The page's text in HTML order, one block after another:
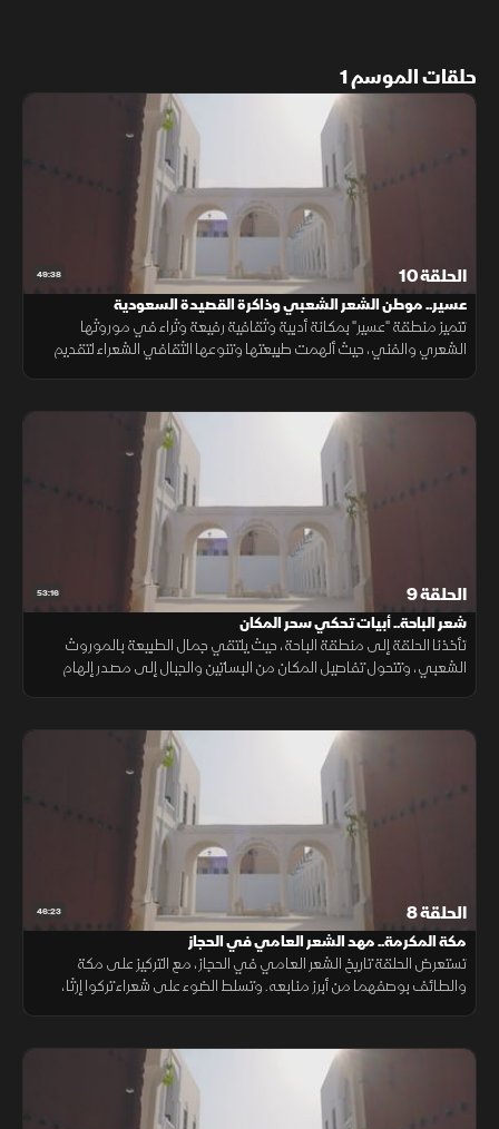
حلقات الموسم 1
49:38 الحلقة 10
عسير.. موطن الشعر الشعبي وذاكرة القصيدة السعودية
تتميز منطقة "عسير" بمكانة أدبية وثقافية رفيعة وثراء في موروثها
الشعري والفني، حيث ألهمت طبيعتها وتنوعها الثقافي الشعراء لتقديم
53:16 الحلقة 9
شعر الباحة.. أبيات تحكي سحر المكان
تأخذنا الحلقة إلى منطقة الباحة، حيث يلتقي جمال الطبيعة بالموروث
الشعبي، وتتحول تفاصيل المكان من البساتين والجبال إلى مصدر إلهام
46:23 الحلقة 8
مكة المكرمة.. مهد الشعر العامي في الحجاز
تستعرض الحلقة تاريخ الشعر العامي في الحجاز، مع التركيز على مكة
والطائف بوصفهما من أبرز منابعه. وتسلط الضوء على شعراء تركوا إرثا،